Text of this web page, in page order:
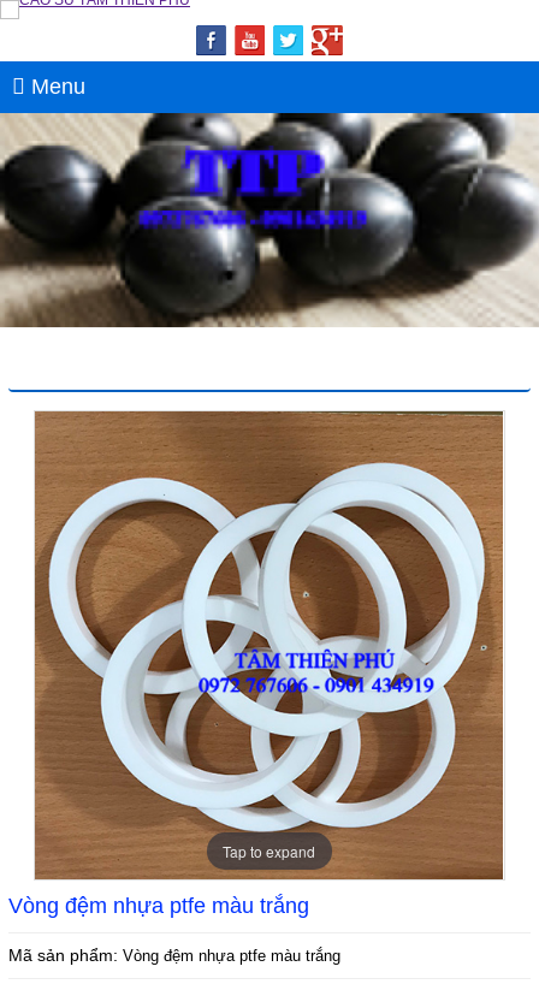
Menu
Tap to expand
Vòng đệm nhựa ptfe màu trắng
Mã sản phẩm: Vòng đệm nhựa ptfe màu trắng
CAO SU TAM - CAO SU TẤM ĐẶC MÀU
ĐEN 1ly, 2ly, 3ly, 5ly, 8ly, 10ly, 15ly, 20ly,
30ly
Giá: Liên hệ
Giá:Liên hệ
CAO SU TẤM 2LY - CAO SU TAM 2LY -
TẤM CAO SU 2LY- CAO SU LÓT SÀN TÂM
THIÊN PHÚ
Giá:Liên hệ
CAO SU TẤM 1LY - CAO SU TAM 1LY -
TẤM CAO SU LÓT SÀN 1LY
Giá:Liên hệ